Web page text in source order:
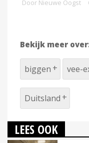
Bekijk meer
biggen vee-
Duitsland
LEES OOK